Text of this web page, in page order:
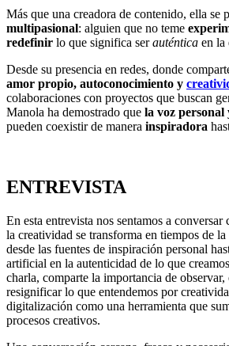
Más que una creadora de contenido, ella se
multipasional: alguien que no teme
redefinir lo que significa serauténtica en la
Desde su presencia en redes, donde
amor propio, autoconocimiento y
colaboraciones con proyectos que buscan
Manola ha demostrado que la voz personal
pueden coexistir de manera inspiradora
ENTREVISTA
En esta entrevista nos sentamos a
la creatividad se transforma en tiempos de
desde las fuentes de inspiración personal
artificial en la autenticidad de lo que
charla, comparte la importancia de observar,
resignificar lo que entendemos por
digitalización como una herramienta que
procesos creativos.